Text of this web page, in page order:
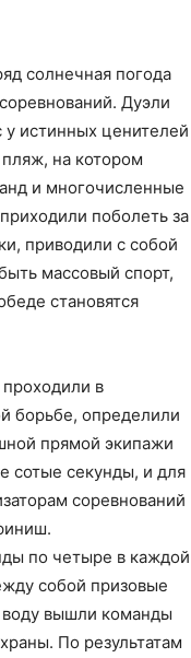
солнечная погода
Дуэли
истинных ценителей
на котором
и многочисленные
поболеть за
приводили с собой
массовый спорт,
становятся
в
борьбе, определили
прямой экипажи
сотые секунды, и для
соревнований
по четыре в каждой
собой призовые
вышли команды
По результатам